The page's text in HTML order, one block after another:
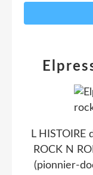
L HISTOIRE
ROCK N
(pionnier-